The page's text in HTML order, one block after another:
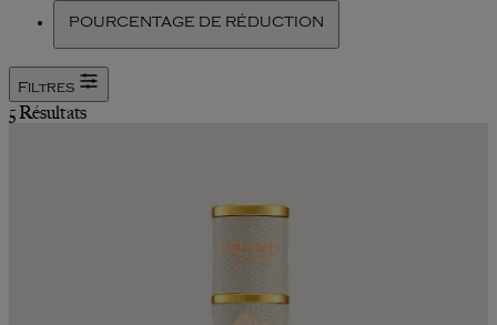
POURCENTAGE DE RÉDUCTION
Filtres
5 Résultats